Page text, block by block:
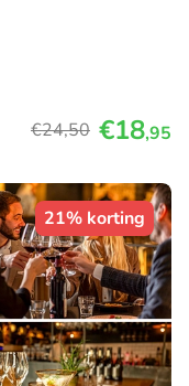
€24,50 €18,95
21% korting